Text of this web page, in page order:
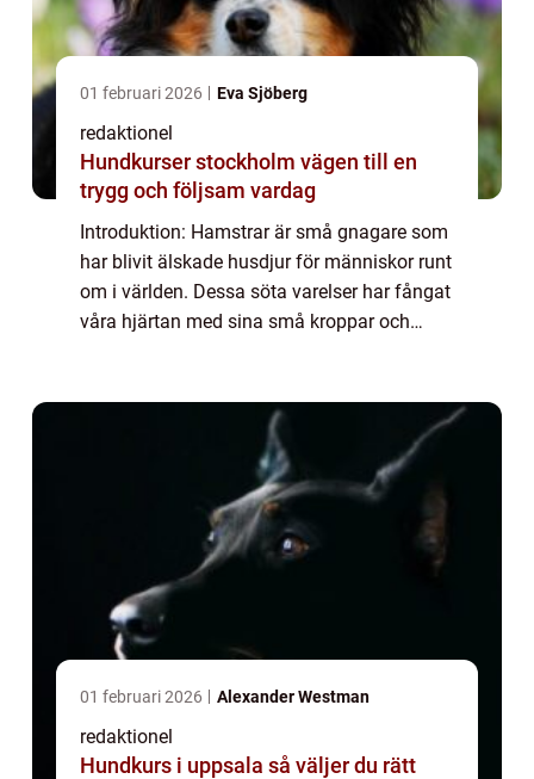
01 februari 2026 Eva Sjöberg
redaktionel
Hundkurser stockholm vägen till en
trygg och följsam vardag
Introduktion: Hamstrar är små gnagare som
har blivit älskade husdjur för människor runt
om i världen. Dessa söta varelser har fångat
våra hjärtan med sina små kroppar och
01 februari 2026 Alexander Westman
redaktionel
Hundkurs i uppsala så väljer du rätt